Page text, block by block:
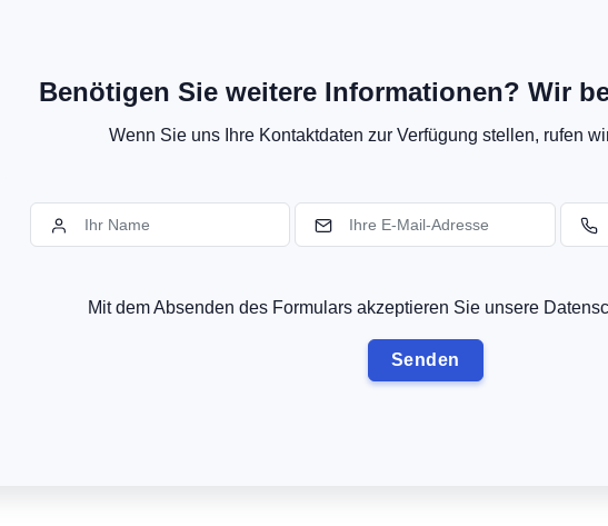
Benötigen Sie weitere Informationen? Wir
Wenn Sie uns Ihre Kontaktdaten zur Verfügung stellen, rufen
Mit dem Absenden des Formulars akzeptieren Sie unsere